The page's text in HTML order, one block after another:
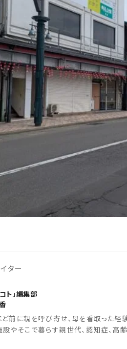
ター
ト」編集部
前に親を呼び寄せ、母を看取った経
設やそこで暮らす親世代、認知症、